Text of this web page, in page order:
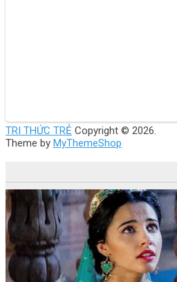
TRI THỨC TRẺ Copyright © 2026.
Theme by MyThemeShop